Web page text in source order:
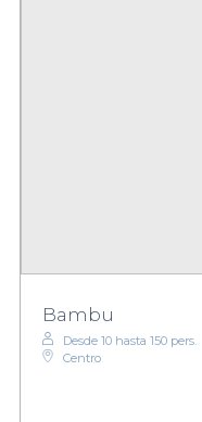
Bambu
Desde 10 hasta 150 pers.
Centro